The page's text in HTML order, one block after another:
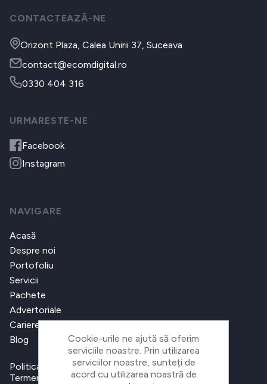
CONTACTEAZĂ-NE
Orizont Plaza, Calea Unirii 37, Suceava
contact@ecomdigital.ro
0330 404 316
URMARESTE-NE
Facebook
Instagram
NAVIGARE
Acasă
Despre noi
Portofoliu
Servicii
Pachete
Advertoriale
Cariere
Blog
Politica de confidențialitate
Termeni și condiții
Cookie-urile ne ajută să oferim
serviciile noastre. Prin utilizarea
serviciilor noastre, sunteți de
acord cu utilizarea noastră de